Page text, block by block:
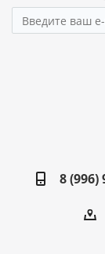
8 (996)